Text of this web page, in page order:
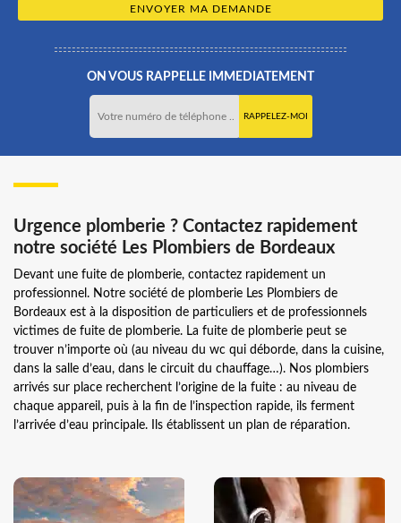
ON VOUS RAPPELLE IMMEDIATEMENT
Urgence plomberie ? Contactez rapidement
notre société Les Plombiers de Bordeaux
Devant une fuite de plomberie, contactez rapidement un
professionnel. Notre société de plomberie Les Plombiers de
Bordeaux est à la disposition de particuliers et de professionnels
victimes de fuite de plomberie. La fuite de plomberie peut se
trouver n’importe où (au niveau du wc qui déborde, dans la cuisine,
dans la salle d’eau, dans le circuit du chauffage…). Nos plombiers
arrivés sur place recherchent l’origine de la fuite : au niveau de
chaque appareil, puis à la fin de l’inspection rapide, ils ferment
l’arrivée d’eau principale. Ils établissent un plan de réparation.